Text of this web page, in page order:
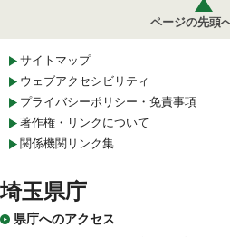
ページの先頭
サイトマップ
ウェブアクセシビリティ
プライバシーポリシー・免責事項
著作権・リンクについて
関係機関リンク集
埼玉県庁
県庁へのアクセス